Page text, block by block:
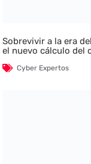
Sobrevivir a la era
el nuevo cálculo del
Cyber Expertos